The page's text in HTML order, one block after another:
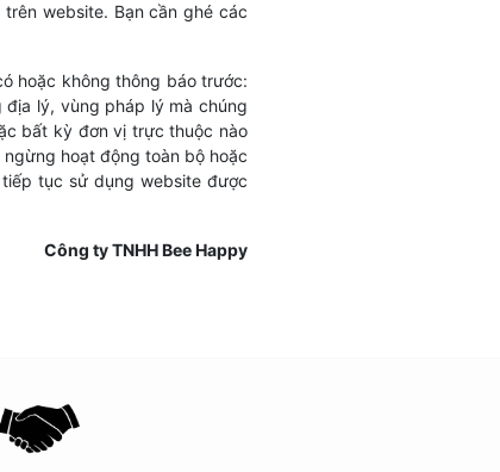
website. Bạn cần ghé các
hoặc không thông báo trước:
lý, vùng pháp lý mà chúng
bất kỳ đơn vị trực thuộc nào
hoạt động toàn bộ hoặc
tục sử dụng website được
Công ty TNHH Bee Happy